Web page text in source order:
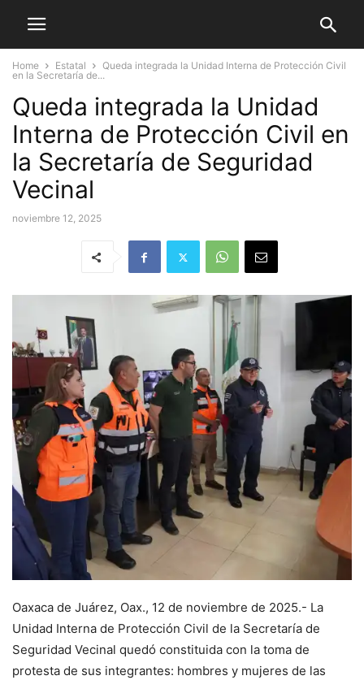
Home Estatal
Queda integrada la Unidad Interna de Protección Civil
en la Secretaría de...
Queda integrada la Unidad
Interna de Protección Civil en
la Secretaría de Seguridad
Vecinal
noviembre 12, 2025
Oaxaca de Juárez, Oax., 12 de noviembre de 2025.- La
Unidad Interna de Protección Civil de la Secretaría de
Seguridad Vecinal quedó constituida con la toma de
protesta de sus integrantes: hombres y mujeres de las